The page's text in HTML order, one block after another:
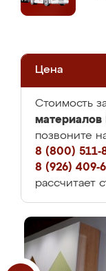
Цена
Стоимость
материалов
позвоните
8 (800) 511-
8 (926) 409-
рассчитает